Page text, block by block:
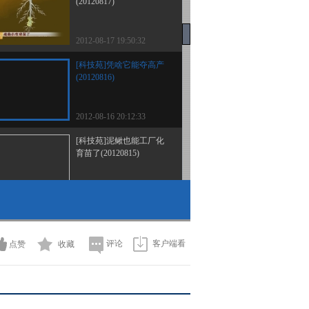
2012-08-17 19:50:32
[科技苑]凭啥它能夺高产
(20120816)
2012-08-16 20:12:33
[科技苑]泥鳅也能工厂化
育苗了(20120815)
(20120814)
2012-08-14 20:20:14
[科技苑]李敬宗的母猪高
点赞 收藏 评论 客户端看